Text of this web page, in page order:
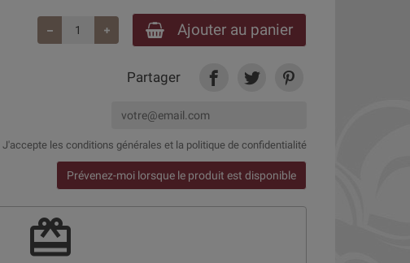
Ajouter au panier
Partager
J'accepte les conditions générales et la politique de confidentialité
Prévenez-moi lorsque le produit est disponible
redeem